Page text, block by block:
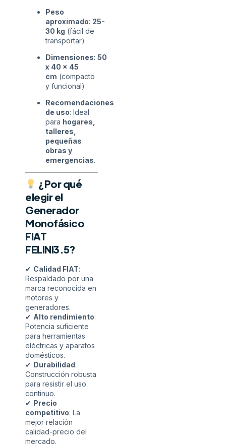
Peso
aproximado: 25-
30 kg (fácil de
transportar)
Dimensiones: 50
x 40 x 45
cm (compacto
y funcional)
Recomendaciones
de uso: Ideal
para hogares,
talleres,
pequeñas
obras y
emergencias.
¿Por qué
elegir el
Generador
Monofásico
FIAT
FELINI3.5?
✔ Calidad FIAT:
Respaldado por una
marca reconocida en
motores y
generadores.
✔ Alto rendimiento:
Potencia suficiente
para herramientas
eléctricas y aparatos
domésticos.
✔ Durabilidad:
Construcción robusta
para resistir el uso
continuo.
✔ Precio
competitivo: La
mejor relación
calidad-precio del
mercado.